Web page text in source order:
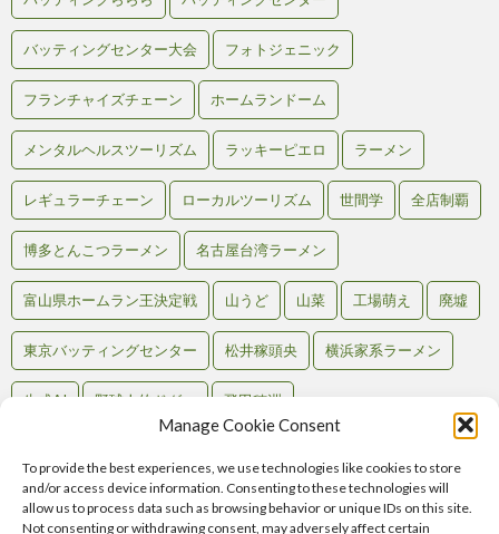
Manage Cookie Consent
To provide the best experiences, we use technologies like cookies to store
and/or access device information. Consenting to these technologies will
allow us to process data such as browsing behavior or unique IDs on this site.
Not consenting or withdrawing consent, may adversely affect certain
バッティングセンター大会 フォトジェニック
フランチャイズチェーン ホームランドーム
メンタルヘルスツーリズム ラッキーピエロ ラーメン
レギュラーチェーン ローカルツーリズム 世間学 全店制覇
博多とんこつラーメン 名古屋台湾ラーメン
富山県ホームラン王決定戦 山うど 山菜 工場萌え 廃墟
東京バッティングセンター 松井稼頭央 横浜家系ラーメン
生成AI 野球人的ドグマ 飛田穂洲
Back to Top